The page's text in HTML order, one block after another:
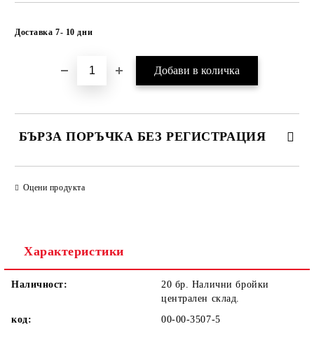
Доставка 7- 10 дни
БЪРЗА ПОРЪЧКА БЕЗ РЕГИСТРАЦИЯ
Оцени продукта
Характеристики
Наличност:
20 бр. Налични бройки
централен склад.
код:
00-00-3507-5